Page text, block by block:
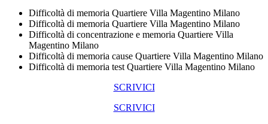
Difficoltà di memoria Quartiere Villa Magentino Milano
Difficoltà di memoria Quartiere Villa Magentino Milano
Difficoltà di concentrazione e memoria Quartiere Villa
Magentino Milano
Difficoltà di memoria cause Quartiere Villa Magentino Milano
Difficoltà di memoria test Quartiere Villa Magentino Milano
SCRIVICI
SCRIVICI